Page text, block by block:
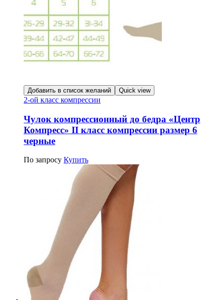
Добавить в список желаний Quick view
2-ой класс компрессии
Чулок компрессионный до бедра «Центр
Компресс» II класс компрессии размер 6
черные
По запросу Купить